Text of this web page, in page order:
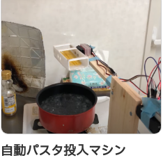
自動パスタ投入マシン